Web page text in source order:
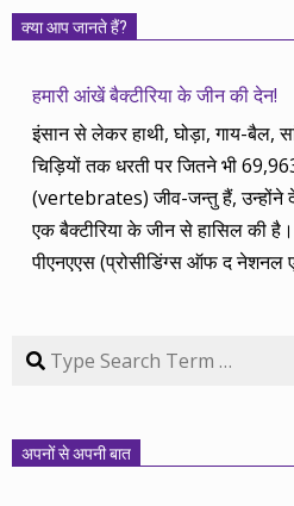
क्या आप जानते हैं?
हमारी आंखें बैक्टीरिया के जीन की देन!
इंसान से लेकर हाथी, घोड़ा, गाय-बैल,
चिड़ियों तक धरती पर जितने भी
(vertebrates) जीव-जन्तु हैं, उन्होंने
एक बैक्टीरिया के जीन से हासिल की
पीएनएएस (प्रोसीडिंग्स ऑफ द
Search
अपनों से अपनी बात